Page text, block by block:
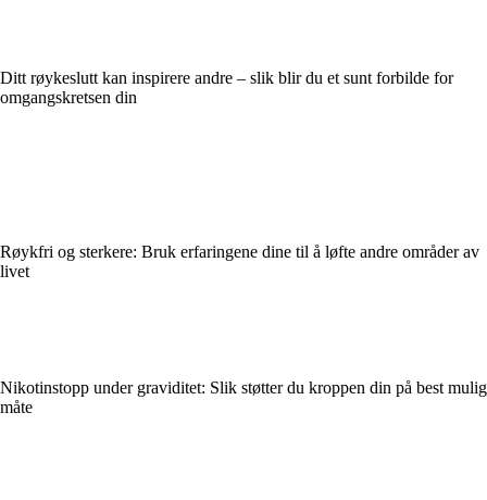
Ditt røykeslutt kan inspirere andre – slik blir du et sunt forbilde for
omgangskretsen din
Røykfri og sterkere: Bruk erfaringene dine til å løfte andre områder av
livet
Nikotinstopp under graviditet: Slik støtter du kroppen din på best mulig
måte